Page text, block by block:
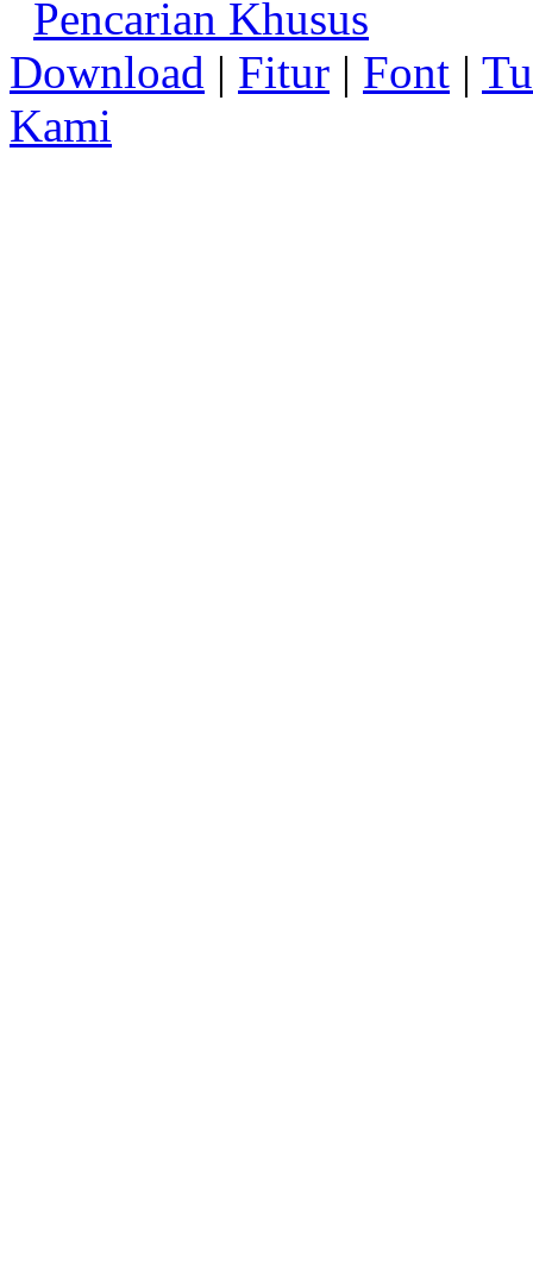
Pencarian Khusus
Download | Fitur | Font |
Kami